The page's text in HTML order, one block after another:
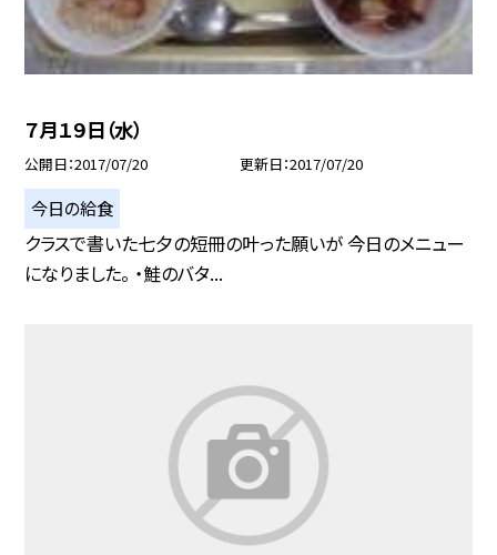
７月１９日（水）
公開日 2017/07/20 更新日 2017/07/20
今日の給食
クラスで書いた七夕の短冊の叶った願いが 今日のメニュー
になりました。 ・鮭のバタ...